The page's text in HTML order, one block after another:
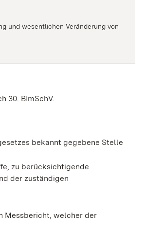
und wesentlichen Veränderung von
30. BImSchV.
bekannt gegebene Stelle
zu berücksichtigende
der zuständigen
Messbericht, welcher der